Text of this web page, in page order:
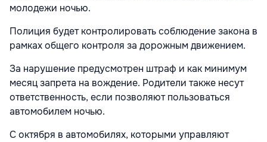
молодежи ночью.
Полиция будет контролировать соблюдение закона в
рамках общего контроля за дорожным движением.
За нарушение предусмотрен штраф и как минимум
месяц запрета на вождение. Родители также несут
ответственность, если позволяют пользоваться
автомобилем ночью.
С октября в автомобилях, которыми управляют